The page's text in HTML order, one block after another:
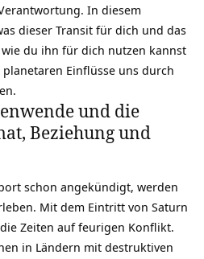
In diesem
dieser Transit für dich und das
du ihn für dich nutzen kannst
Einflüsse uns durch
und die
Beziehung und
schon angekündigt, werden
Mit dem Eintritt von Saturn
Zeiten auf feurigen Konflikt.
in Ländern mit destruktiven